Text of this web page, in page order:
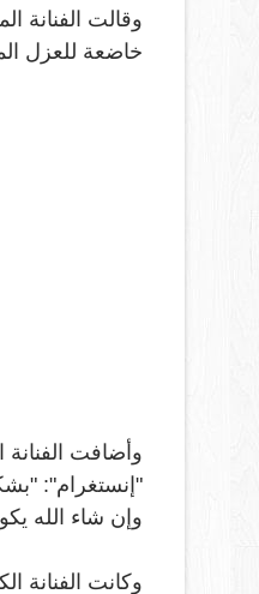
وقالت الفنانة
خاضعة للعزل
وأضافت
"إنستغرام":
وإن شاء الله
وكانت الفنانة